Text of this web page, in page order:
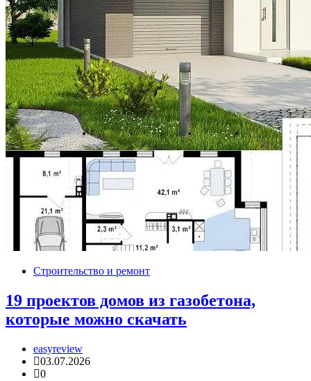
Строительство и ремонт
19 проектов домов из газобетона,
которые можно скачать
easyreview
03.07.2026
0